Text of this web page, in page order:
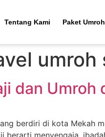
Tentang Kami Paket Umroh
umroh
dan Umroh
berdiri di kota Mekah
berarti menyengaja,